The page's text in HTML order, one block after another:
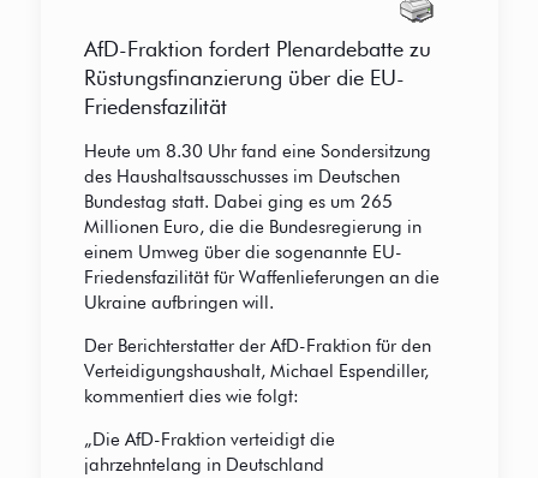
AfD-Fraktion fordert Plenardebatte zu
Rüstungsfinanzierung über die EU-
Friedensfazilität
Heute um 8.30 Uhr fand eine Sondersitzung
des Haushaltsausschusses im Deutschen
Bundestag statt. Dabei ging es um 265
Millionen Euro, die die Bundesregierung in
einem Umweg über die sogenannte EU-
Friedensfazilität für Waffenlieferungen an die
Ukraine aufbringen will.
Der Berichterstatter der AfD-Fraktion für den
Verteidigungshaushalt, Michael Espendiller,
kommentiert dies wie folgt:
„Die AfD-Fraktion verteidigt die
jahrzehntelang in Deutschland